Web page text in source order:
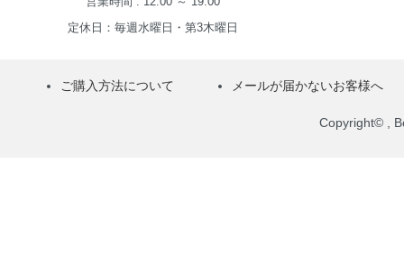
定休日：毎週水曜日・第3木曜日
ご購入方法について メールが届かないお客様へ
Copyright© ,